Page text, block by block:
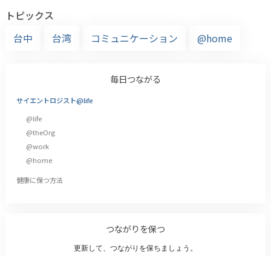
トピックス
台中
台湾 コミュニケーション @home
毎日つながる
サイエントロジスト@life
@life
@theOrg
@work
@home
健康に保つ方法
つながりを保つ
更新して、つながりを保ちましょう。